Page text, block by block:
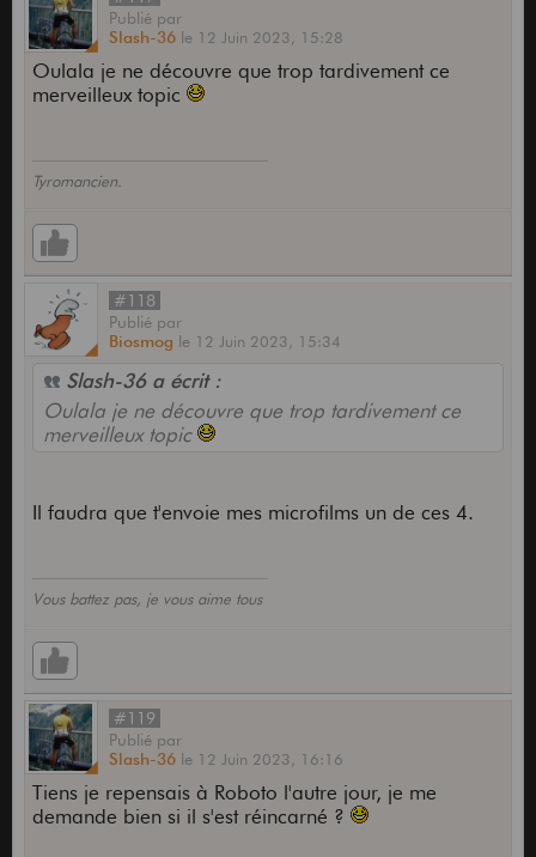
Publié par
Slash-36 le 12 Juin 2023, 15:28
Oulala je ne découvre que trop tardivement ce
merveilleux topic
Tyromancien.
#118
Publié par
Biosmog le 12 Juin 2023, 15:34
Slash-36 a écrit :
Oulala je ne découvre que trop tardivement ce
merveilleux topic
Il faudra que t'envoie mes microfilms un de ces 4.
Vous battez pas, je vous aime tous
#119
Publié par
Slash-36 le 12 Juin 2023, 16:16
Tiens je repensais à Roboto l'autre jour, je me
demande bien si il s'est réincarné ?